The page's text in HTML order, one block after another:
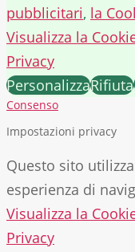
pubblicitari, la
Visualizza la
Privacy
PersonalizzaRifiuta
Consenso
Impostazioni privacy
Questo sito
esperienza di
Visualizza la
Privacy